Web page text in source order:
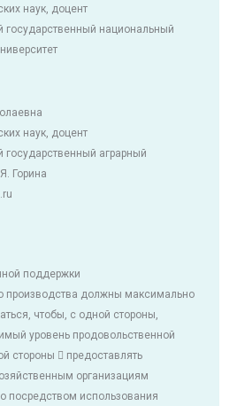
наук, доцент
государственный национальный
наук, доцент
государственный аграрный
Горина
поддержки
производства должны максимально
чтобы, с одной стороны,
уровень продовольственной
стороны  предоставлять
организациям
посредством использования